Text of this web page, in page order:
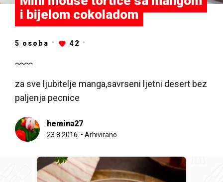
i bijelom cokoladom
5 osoba 42
za sve ljubitelje manga,savrseni ljetni desert bez
paljenja pecnice
hemina27
23.8.2016. • Arhivirano